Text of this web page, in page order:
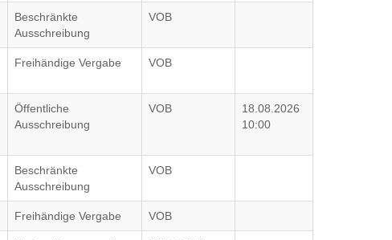
Beschränkte
Ausschreibung
VOB
Freihändige Vergabe VOB
Öffentliche
Ausschreibung
VOB
18.08.2026
10:00
Beschränkte
Ausschreibung
VOB
Freihändige Vergabe VOB